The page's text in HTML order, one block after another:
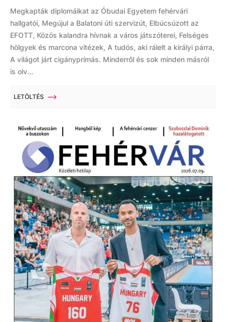
Megkapták diplomáikat az Óbudai Egyetem fehérvári
hallgatói, Megújul a Balatoni úti szervizút, Elbúcsúzott az
EFOTT, Közös kalandra hívnak a város játszóterei, Felséges
hölgyek és marcona vitézek, A tudós, aki rálelt a királyi párra,
A világot járt cigányprímás. Minderről és sok minden másról
is olv...
LETÖLTÉS